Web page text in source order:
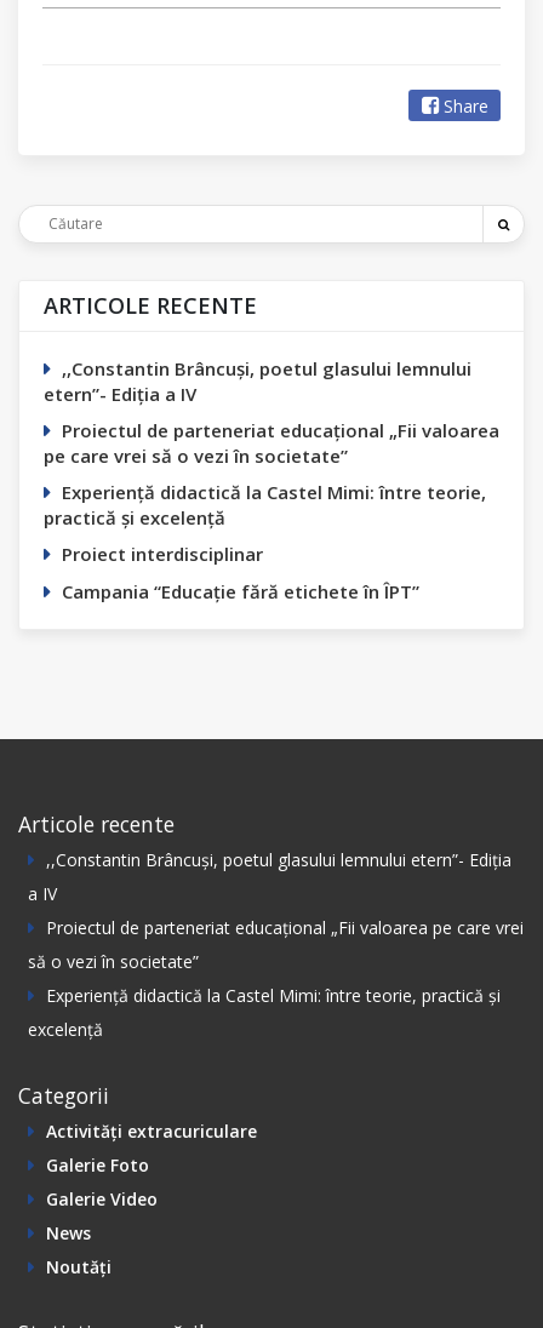
Share
ARTICOLE RECENTE
,,Constantin Вrâncuși, poetul glasului lemnului
etern”- Ediția а IV
Proiectul de parteneriat educațional „Fii valoarea
pe care vrei să o vezi în societate”
Experiență didactică la Castel Mimi: între teorie,
practică și excelență
Proiect interdisciplinar
Campania “Educație fără etichete în ÎPT”
Articole recente
,,Constantin Вrâncuși, poetul glasului lemnului etern”- Ediția
а IV
Proiectul de parteneriat educațional „Fii valoarea pe care vrei
să o vezi în societate”
Experiență didactică la Castel Mimi: între teorie, practică și
excelență
Categorii
Activități extracuriculare
Galerie Foto
Galerie Video
News
Noutăți